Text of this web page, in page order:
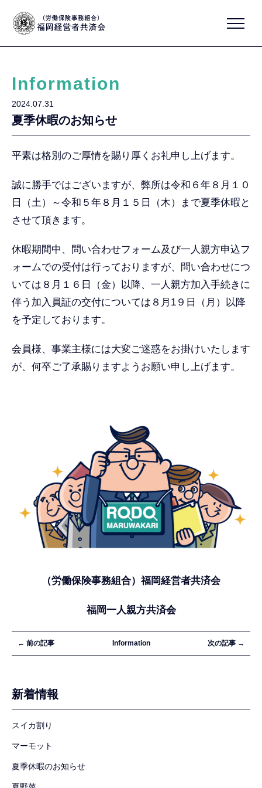
Information
2024.07.31
夏季休暇のお知らせ
平素は格別のご厚情を賜り厚くお礼申し上げます。
誠に勝手ではございますが、弊所は令和６年８月１０
日（土）～令和５年８月１５日（木）まで夏季休暇と
させて頂きます。
休暇期間中、問い合わせフォーム及び一人親方申込フ
ォームでの受付は行っておりますが、問い合わせにつ
いては８月１６日（金）以降、一人親方加入手続きに
伴う加入員証の交付については８月1９日（月）以降
を予定しております。
会員様、事業主様には大変ご迷惑をお掛けいたします
が、何卒ご了承賜りますようお願い申し上げます。
（労働保険事務組合）福岡経営者共済会
福岡一人親方共済会
← 前の記事 Information 次の記事 →
新着情報
スイカ割り
マーモット
夏季休暇のお知らせ